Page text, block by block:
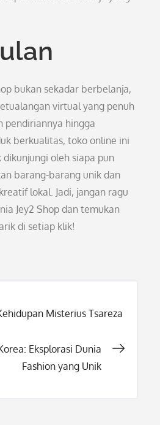
bukan sekadar berbelanja,
virtual yang penuh
pendiriannya hingga
berkualitas, toko online ini
oleh siapa pun
barang-barang unik dan
lokal. Jadi, jangan ragu
Jey2 Shop dan temukan
di setiap klik!
Misterius Tsareza
Eksplorasi Dunia
Fashion yang Unik